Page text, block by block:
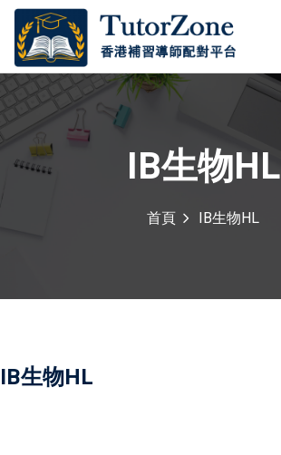
為小學、中學及公開試
年補習經驗，教學靈
科目涵蓋中文、英文、
IB生物HL
首頁 IB生物HL
IB生物HL
登錄